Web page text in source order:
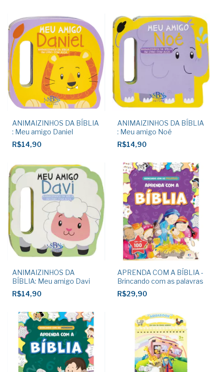
ANIMAIZINHOS DA BÍBLIA
: Meu amigo Daniel
R$14,90
ANIMAIZINHOS DA BÍBLIA
: Meu amigo Noé
R$14,90
ANIMAIZINHOS DA
BÍBLIA: Meu amigo Davi
R$14,90
APRENDA COM A BÍBLIA -
Brincando com as palavras
R$29,90